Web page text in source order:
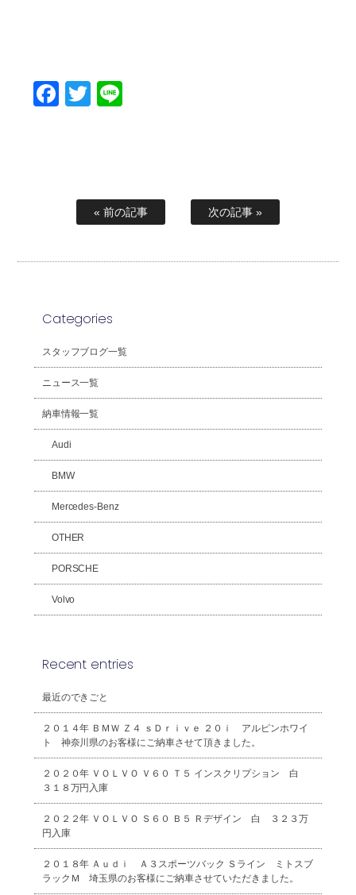
Facebook
Twitter
« 前の記事 次の記事 »
Categories
スタッフブログ一覧
ニュース一覧
納車情報一覧
Audi
BMW
Mercedes-Benz
OTHER
PORSCHE
Volvo
Recent entries
最近のできごと
２０１４年 ＢＭＷ Ｚ４ ｓＤｒｉｖｅ ２０ｉ アルピンホワイ
ト 神奈川県のお客様にご納車させて頂きました。
２０２０年 ＶＯＬＶＯ Ｖ６０ Ｔ５ インスクリプション 白
３１８万円入庫
２０２２年 ＶＯＬＶＯ Ｓ６０ Ｂ５ Ｒデザイン 白 ３２３万
円入庫
２０１８年 Ａｕｄｉ Ａ３スポーツバック Ｓライン ミトスブ
ラックＭ 埼玉県のお客様にご納車させていただきました。